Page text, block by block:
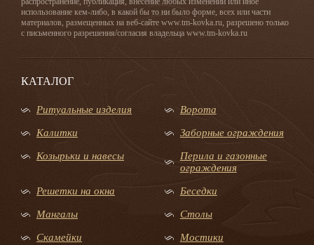
использование кем-либо, в какой бы то ни было форме, всех или части
материалов, размещенных на веб-сайте www.tm-kovka.ru, разрешено только
с письменного разрешения/согласия владельца www.tm-kovka.ru
КАТАЛОГ
Ритуальные изделия Ворота
Калитки Заборные ограждения
Козырьки и навесы
Перила и газонные
ограждения
Решетки на окна Беседки
Мангалы Столы
Скамейки Мостики